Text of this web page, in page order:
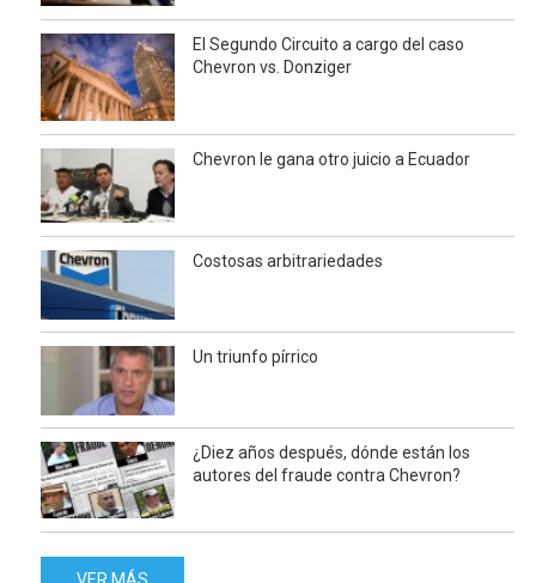
El Segundo Circuito a cargo del caso
Chevron vs. Donziger
Chevron le gana otro juicio a Ecuador
Costosas arbitrariedades
Un triunfo pírrico
¿Diez años después, dónde están los
autores del fraude contra Chevron?
VER MÁS